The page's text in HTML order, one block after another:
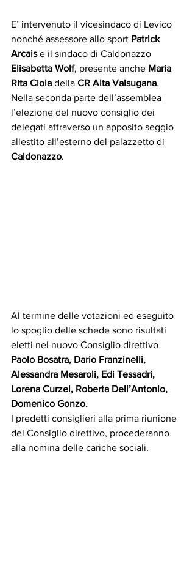
E’ intervenuto il vicesindaco di Levico
nonché assessore allo sport Patrick
Arcais e il sindaco di Caldonazzo
Elisabetta Wolf, presente anche Maria
Rita Ciola della CR Alta Valsugana.
Nella seconda parte dell’assemblea
l’elezione del nuovo consiglio dei
delegati attraverso un apposito seggio
allestito all’esterno del palazzetto di
Caldonazzo.
Al termine delle votazioni ed eseguito
lo spoglio delle schede sono risultati
eletti nel nuovo Consiglio direttivo
Paolo Bosatra, Dario Franzinelli,
Alessandra Mesaroli, Edi Tessadri,
Lorena Curzel, Roberta Dell’Antonio,
Domenico Gonzo.
I predetti consiglieri alla prima riunione
del Consiglio direttivo, procederanno
alla nomina delle cariche sociali.